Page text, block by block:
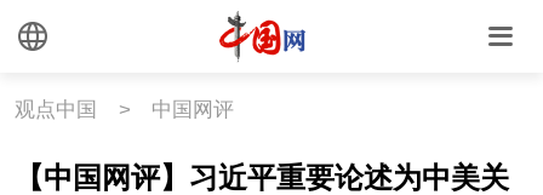
观点中国 > 中国网评
【中国网评】习近平重要论述为中美关